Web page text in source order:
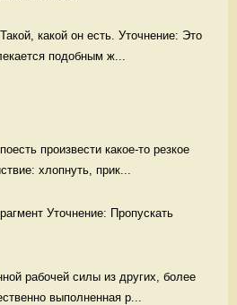
какой он есть. Уточнение: Это
подобным ж...
произвести какое-то резкое
хлопнуть, прик...
Уточнение: Пропускать
рабочей силы из других, более
выполненная р...